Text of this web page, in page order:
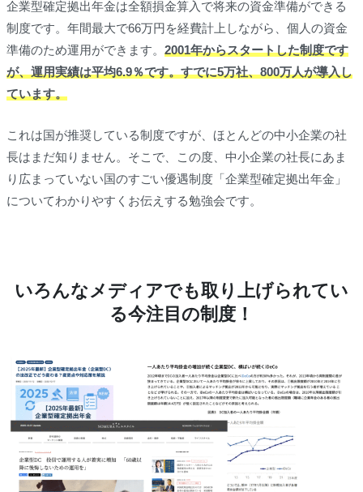
企業型確定拠出年金は全額損金算入で将来の資金準備ができる
制度です。年間最大で66万円を経費計上しながら、個人の資金
準備のため運用ができます。 2001年からスタートした制度です
が、運用実績は平均6.9％です。すでに5万社、800万人が導入し
ています。
これは国が推奨している制度ですが、ほとんどの中小企業の社
長はまだ知りません。そこで、この度、中小企業の社長にあま
り広まっていない国のすごい優遇制度「企業型確定拠出年金」
についてわかりやすくお伝えする勉強会です。
いろんなメディアでも取り上げられてい
る今注目の制度！